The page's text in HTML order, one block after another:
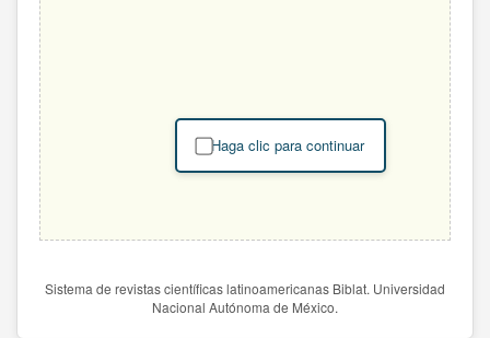
Haga clic para continuar
Sistema de revistas científicas latinoamericanas Biblat. Universidad
Nacional Autónoma de México.